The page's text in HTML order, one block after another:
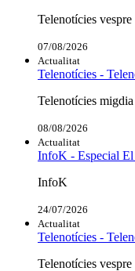
Telenotícies vespre
07/08/2026
Actualitat
Telenotícies -
Telenotícies migdia
08/08/2026
Actualitat
InfoK - Especial El
InfoK
24/07/2026
Actualitat
Telenotícies -
Telenotícies vespre